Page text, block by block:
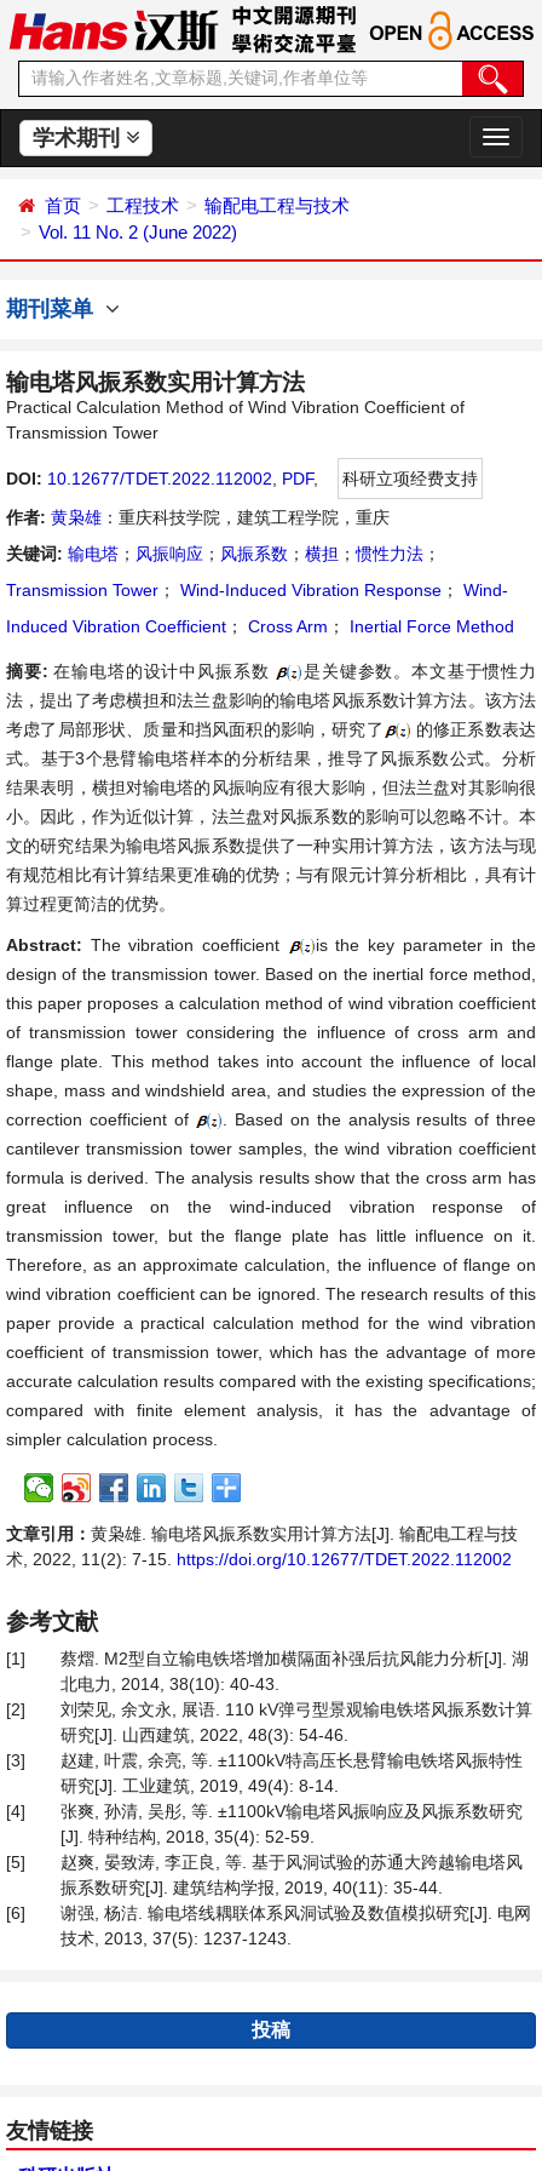
学术期刊
切
换
首页 工程技术
输配电工程与技术
Vol. 11 No. 2 (June 2022)
期刊菜单
输电塔风振系数实用计算方法
Practical Calculation Method of Wind Vibration Coefficient of
Transmission Tower
DOI: 10.12677/TDET.2022.112002 PDF,
科研立项经费支持
作者: 黄枭雄 ：重庆科技学院，建筑工程学院，重庆
关键词: 输电塔 ； 风振响应 ； 风振系数 ； 横担 ；惯性力法 ；
Transmission Tower ； Wind-Induced Vibration Response ；
Wind-
Induced Vibration Coefficient ； Cross Arm ； Inertial Force Method
摘要:在输电塔的设计中风振系数
是关键参数。本文基于惯性力
法，提出了考虑横担和法兰盘影响的输电塔风振系数计算方法。该方法
考虑了局部形状、质量和挡风面积的影响，研究了
的修正系数表达
式。基于3个悬臂输电塔样本的分析结果，推导了风振系数公式。分析
结果表明，横担对输电塔的风振响应有很大影响，但法兰盘对其影响很
小。因此，作为近似计算，法兰盘对风振系数的影响可以忽略不计。本
文的研究结果为输电塔风振系数提供了一种实用计算方法，该方法与现
有规范相比有计算结果更准确的优势；与有限元计算分析相比，具有计
算过程更简洁的优势。
Abstract: The vibration coefficient
is the key parameter in the
design of the transmission tower. Based on the inertial force method,
this paper proposes a calculation method of wind vibration coefficient
of transmission tower considering the influence of cross arm and
flange plate. This method takes into account the influence of local
shape, mass and windshield area, and studies the expression of the
correction coefficient of
. Based on the analysis results of three
cantilever transmission tower samples, the wind vibration coefficient
formula is derived. The analysis results show that the cross arm has
great influence on the wind-induced vibration response of
transmission tower, but the flange plate has little influence on it.
Therefore, as an approximate calculation, the influence of flange on
wind vibration coefficient can be ignored. The research results of this
paper provide a practical calculation method for the wind vibration
coefficient of transmission tower, which has the advantage of more
accurate calculation results compared with the existing specifications;
compared with finite element analysis, it has the advantage of
simpler calculation process.
文章引用： 黄枭雄. 输电塔风振系数实用计算方法[J]. 输配电工程与技
术, 2022, 11(2): 7-15. https://doi.org/10.12677/TDET.2022.112002
参考文献
[1]
蔡熠. M2型自立输电铁塔增加横隔面补强后抗风能力分析[J]. 湖
北电力, 2014, 38(10): 40-43.
[2]
刘荣见, 余文永, 展语. 110 kV弹弓型景观输电铁塔风振系数计算
研究[J]. 山西建筑, 2022, 48(3): 54-46.
[3]
赵建, 叶震, 余亮, 等. ±1100kV特高压长悬臂输电铁塔风振特性
研究[J]. 工业建筑, 2019, 49(4): 8-14.
[4]
张爽, 孙清, 吴彤, 等. ±1100kV输电塔风振响应及风振系数研究
[J]. 特种结构, 2018, 35(4): 52-59.
[5]
赵爽, 晏致涛, 李正良, 等. 基于风洞试验的苏通大跨越输电塔风
振系数研究[J]. 建筑结构学报, 2019, 40(11): 35-44.
[6]
谢强, 杨洁. 输电塔线耦联体系风洞试验及数值模拟研究[J]. 电网
技术, 2013, 37(5): 1237-1243.
投稿
友情链接